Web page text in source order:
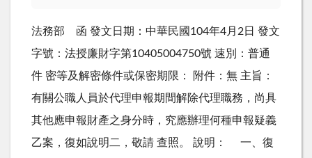
法務部 函 發文日期：中華民國104年4月2日 發文
字號：法授廉財字第10405004750號 速別：普通
件 密等及解密條件或保密期限： 附件：無 主旨：
有關公職人員於代理申報期間解除代理職務，尚具
其他應申報財產之身分時，究應辦理何種申報疑義
乙案，復如說明二，敬請 查照。 說明： 一、復